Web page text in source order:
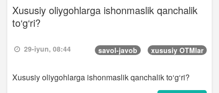
Xususiy oliygohlarga ishonmaslik qanchalik
to‘g‘ri?
29-iyun, 08:44 savol-javob xususiy OTMlar
Xususiy oliygohlarga ishonmaslik qanchalik to‘g‘ri?